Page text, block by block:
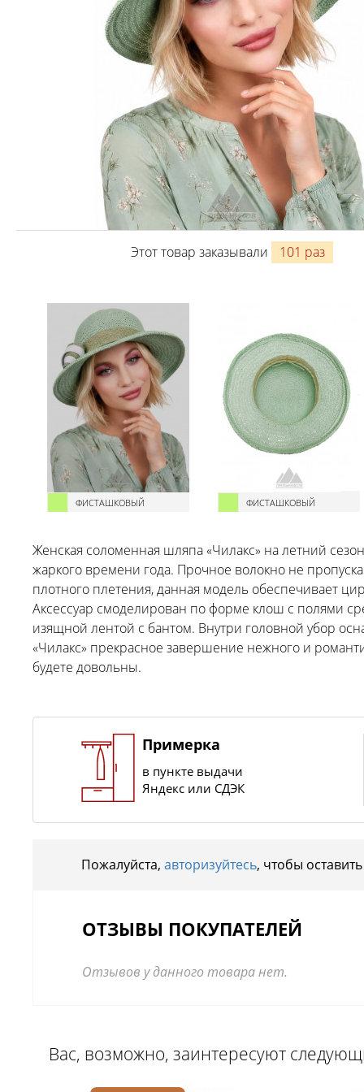
Этот товар заказывали 101 раз
ФИСТАШКОВЫЙ ФИСТАШКОВЫЙ
Женская соломенная шляпа «Чилакс» на летний
жаркого времени года. Прочное волокно не
плотного плетения, данная модель обеспечивает
Аксессуар смоделирован по форме клош с полями
изящной лентой с бантом. Внутри головной убор
«Чилакс» прекрасное завершение нежного и
будете довольны.
Примерка
в пункте выдачи
Яндекс или СДЭК
Пожалуйста, авторизуйтесь, чтобы
ОТЗЫВЫ ПОКУПАТЕЛЕЙ
Отзывов у данного товара нет.
Вас, возможно, заинтересуют